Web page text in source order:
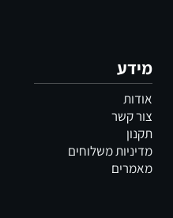
מידע
אודות
צור קשר
תקנון
מדיניות משלוחים
מאמרים